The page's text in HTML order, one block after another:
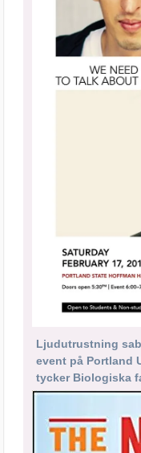
Ljudutrustning
event på Portland
tycker Biologiska